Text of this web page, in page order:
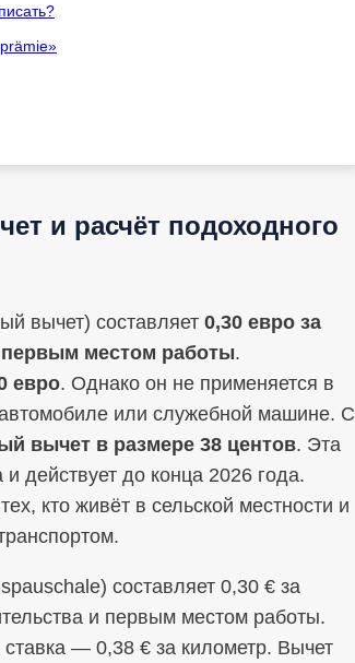
и расчёт подоходного
вычет) составляет 0,30 евро за
местом работы.
евро. Однако он не применяется в
или служебной машине. С
вычет в размере 38 центов. Эта
действует до конца 2026 года.
кто живёт в сельской местности и
составляет 0,30 € за
и первым местом работы.
ставка — 0,38 € за километр. Вычет